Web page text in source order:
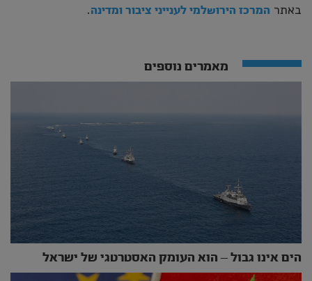
באתר המרכז הירושלמי לענייני ציבור ומדינה.
מאמרים נוספים
הים אינו גבול – הוא העומק האסטרטגי של ישראל